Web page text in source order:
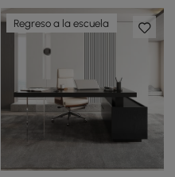
Regreso a la escuela